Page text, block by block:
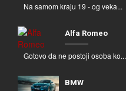
Na samom kraju 19 - og veka...
Alfa Romeo
Gotovo da ne postoji osoba ko...
BMW